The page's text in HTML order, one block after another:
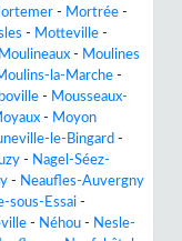
- Mortrée -
- Motteville -
Moulineaux - Moulines
la-Marche -
- Mousseaux-
- Moyon
le-Bingard -
- Nagel-Séez-
- Neaufles-Auvergny
sous-Essai -
- Néhou - Nesle-